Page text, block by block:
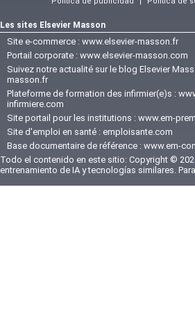
Les sites Elsevier Masson
Site e-commerce : www.elsevier-masson.fr
Portail corporate : www.elsevier-masson.com
Suivez notre actualité sur le blog Elsevier
masson.fr
Plateforme de formation des infirmier(e)s :
infirmiere.com
Site portail pour les institutions : www.em-
Site d'emploi en santé : emploisante.com
Base documentaire de référence : www.em-
Todo el contenido en este sitio: Copyright ©
entrenamiento de IA y tecnologías similares.